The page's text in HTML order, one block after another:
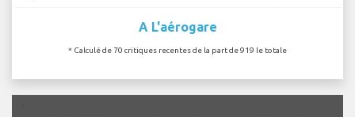
A L'aérogare
* Calculé de 70 critiques recentes de la part de 919 le totale